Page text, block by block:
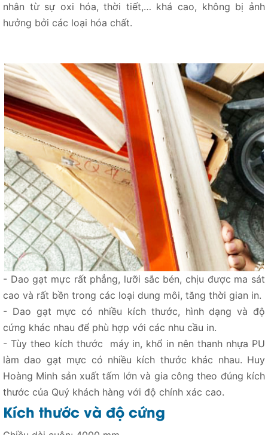
nhân từ sự oxi hóa, thời tiết,… khá cao, không bị ảnh
hưởng bởi các loại hóa chất.
- Dao gạt mực rất phẳng, lưỡi sắc bén, chịu được ma sát
cao và rất bền trong các loại dung môi, tăng thời gian in.
- Dao gạt mực có nhiều kích thước, hình dạng và độ
cứng khác nhau để phù hợp với các nhu cầu in.
- Tùy theo kích thước máy in, khổ in nên thanh nhựa PU
làm dao gạt mực có nhiều kích thước khác nhau. Huy
Hoàng Minh sản xuất tấm lớn và gia công theo đúng kích
thước của Quý khách hàng với độ chính xác cao.
Kích thước và độ cứng